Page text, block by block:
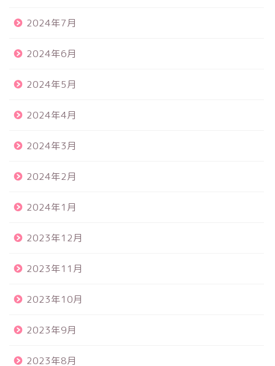
2024年7月
2024年6月
2024年5月
2024年4月
2024年3月
2024年2月
2024年1月
2023年12月
2023年11月
2023年10月
2023年9月
2023年8月